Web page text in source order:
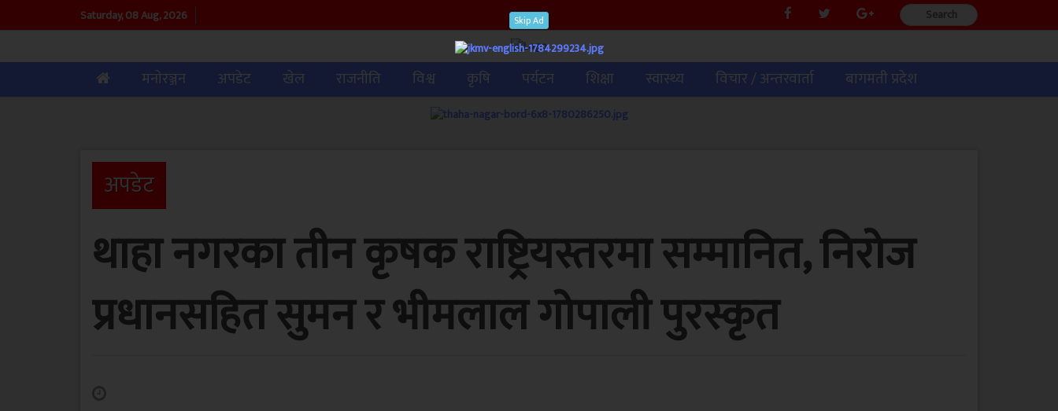
Skip Ad
Saturday, 08 Aug, 2026
(current)
मनाेरञ्जन अपडेट खेल राजनीति विश्व कृषि पर्यटन शिक्षा स्वास्थ्य विचार / अन्तरवार्ता बागमती प्रदेश
अपडेट
थाहा नगरका तीन कृषक राष्ट्रियस्तरमा सम्मानित, निरोज
प्रधानसहित सुमन र भीमलाल गोपाली पुरस्कृत